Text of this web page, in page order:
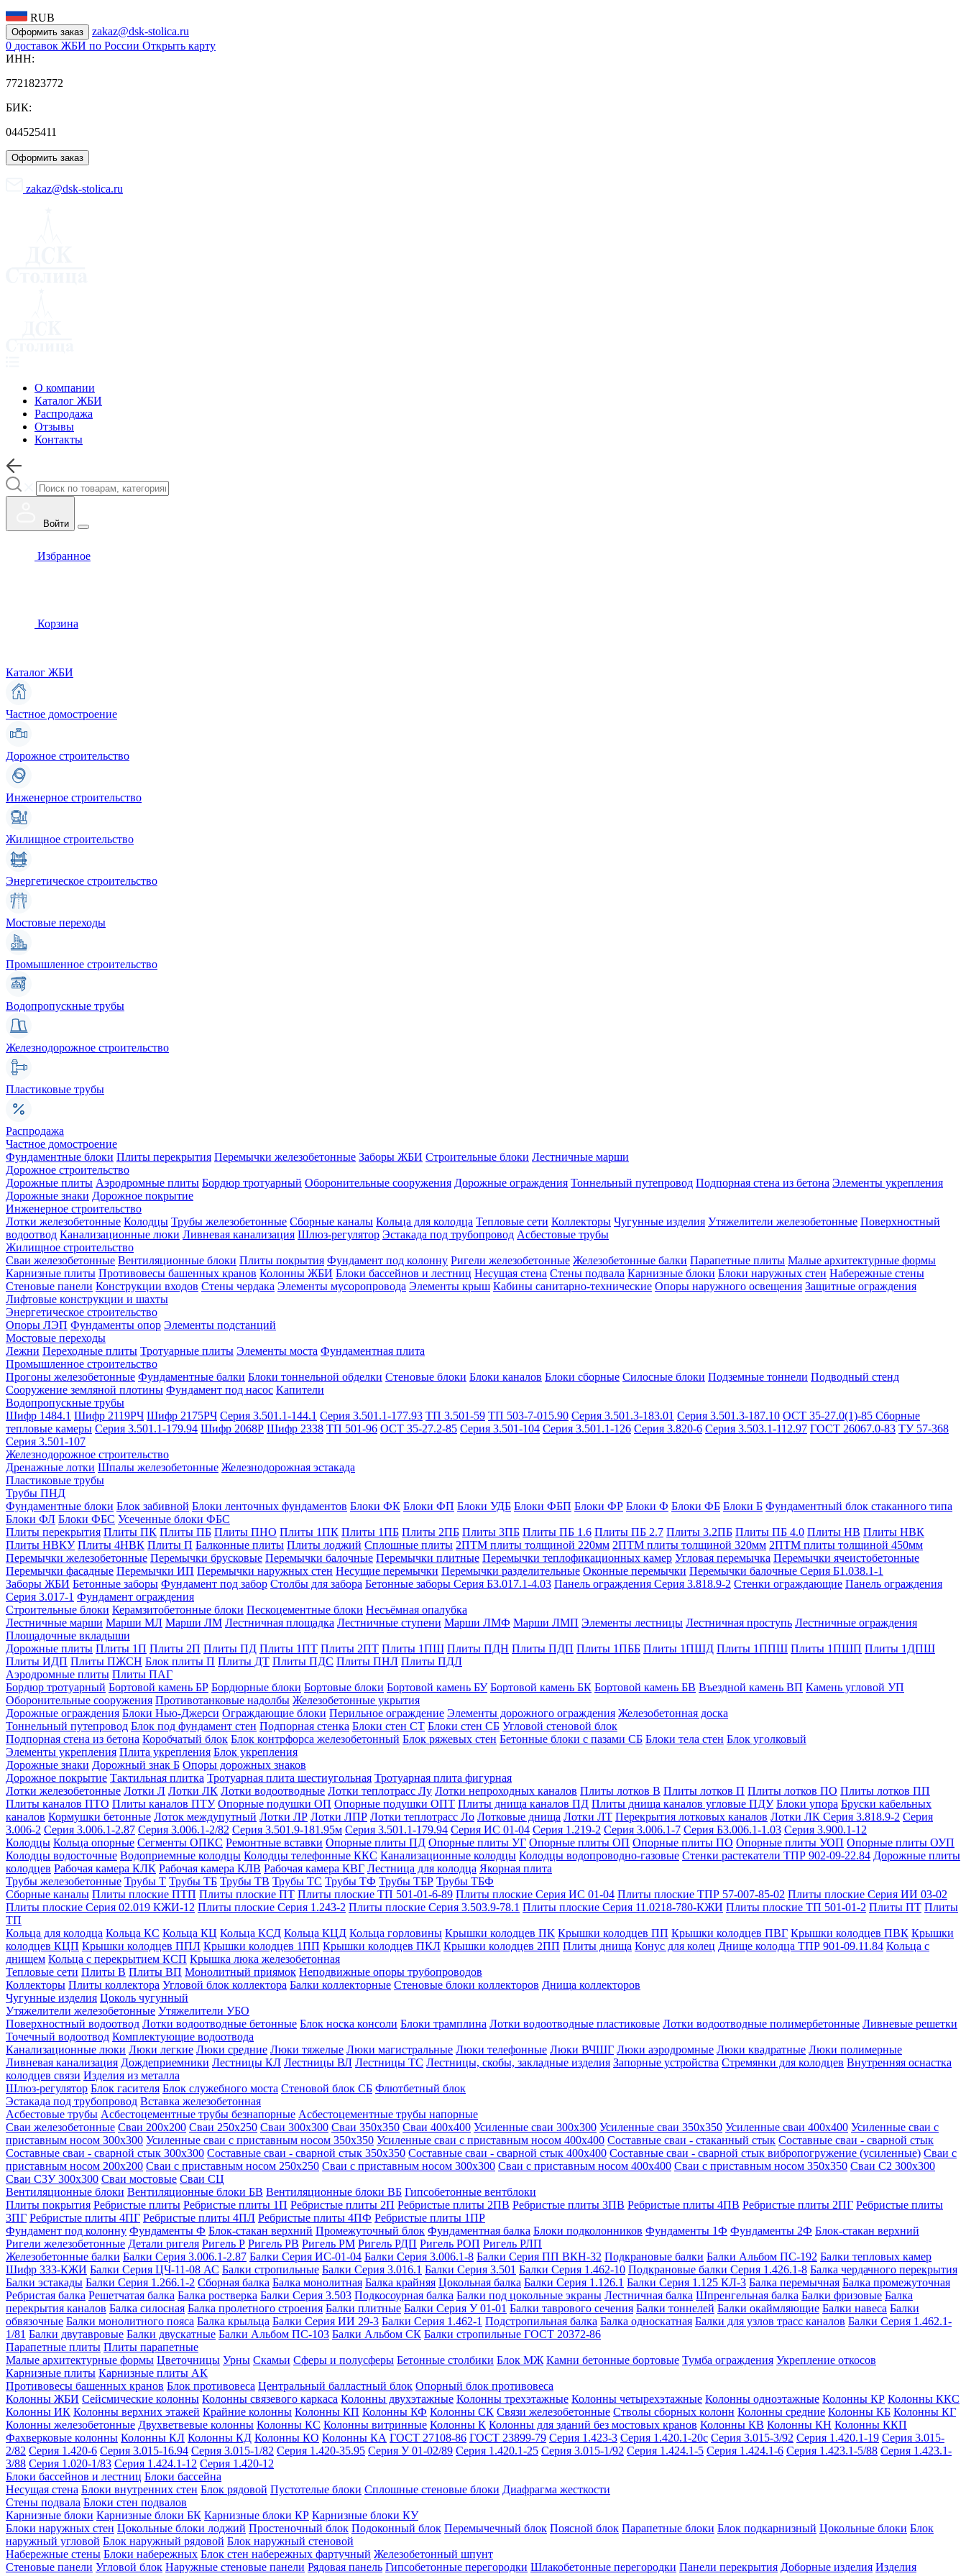
RUB
Оформить заказ
zakaz@dsk-stolica.ru
0 доставок ЖБИ по России Открыть карту
ИНН:
7721823772
БИК:
044525411
Оформить заказ
zakaz@dsk-stolica.ru
О компании
Каталог ЖБИ
Распродажа
Отзывы
Контакты
Войти
Избранное
Корзина
Каталог ЖБИ
Частное домостроение
Дорожное строительство
Инженерное строительство
Жилищное строительство
Энергетическое строительство
Мостовые переходы
Промышленное строительство
Водопропускные трубы
Железнодорожное строительство
Пластиковые трубы
Распродажа
Частное домостроение
Фундаментные блоки Плиты перекрытия Перемычки железобетонные Заборы ЖБИ Строительные блоки Лестничные марши
Дорожное строительство
Дорожные плиты Аэродромные плиты Бордюр тротуарный Оборонительные сооружения Дорожные ограждения Тоннельный путепровод Подпорная стена из бетона Элементы укрепления
Дорожные знаки Дорожное покрытие
Инженерное строительство
Лотки железобетонные Колодцы Трубы железобетонные Сборные каналы Кольца для колодца Тепловые сети Коллекторы Чугунные изделия Утяжелители железобетонные Поверхностный
водоотвод Канализационные люки Ливневая канализация Шлюз-регулятор Эстакада под трубопровод Асбестовые трубы
Жилищное строительство
Сваи железобетонные Вентиляционные блоки Плиты покрытия Фундамент под колонну Ригели железобетонные Железобетонные балки Парапетные плиты Малые архитектурные формы
Карнизные плиты Противовесы башенных кранов Колонны ЖБИ Блоки бассейнов и лестниц Несущая стена Стены подвала Карнизные блоки Блоки наружных стен Набережные стены
Стеновые панели Конструкции входов Стены чердака Элементы мусоропровода Элементы крыш Кабины санитарно-технические Опоры наружного освещения Защитные ограждения
Лифтовые конструкции и шахты
Энергетическое строительство
Опоры ЛЭП Фундаменты опор Элементы подстанций
Мостовые переходы
Лежни Переходные плиты Тротуарные плиты Элементы моста Фундаментная плита
Промышленное строительство
Прогоны железобетонные Фундаментные балки Блоки тоннельной обделки Стеновые блоки Блоки каналов Блоки сборные Силосные блоки Подземные тоннели Подводный стенд
Сооружение земляной плотины Фундамент под насос Капители
Водопропускные трубы
Шифр 1484.1 Шифр 2119РЧ Шифр 2175РЧ Серия 3.501.1-144.1 Серия 3.501.1-177.93 ТП 3.501-59 ТП 503-7-015.90 Серия 3.501.3-183.01 Серия 3.501.3-187.10 ОСТ 35-27.0(1)-85 Сборные
тепловые камеры Серия 3.501.1-179.94 Шифр 2068Р Шифр 2338 ТП 501-96 ОСТ 35-27.2-85 Серия 3.501-104 Серия 3.501.1-126 Серия 3.820-6 Серия 3.503.1-112.97 ГОСТ 26067.0-83 ТУ 57-368
Серия 3.501-107
Железнодорожное строительство
Дренажные лотки Шпалы железобетонные Железнодорожная эстакада
Пластиковые трубы
Трубы ПНД
Фундаментные блоки Блок забивной Блоки ленточных фундаментов Блоки ФК Блоки ФП Блоки УДБ Блоки ФБП Блоки ФР Блоки Ф Блоки ФБ Блоки Б Фундаментный блок стаканного типа
Блоки ФЛ Блоки ФБС Усеченные блоки ФБС
Плиты перекрытия Плиты ПК Плиты ПБ Плиты ПНО Плиты 1ПК Плиты 1ПБ Плиты 2ПБ Плиты 3ПБ Плиты ПБ 1.6 Плиты ПБ 2.7 Плиты 3.2ПБ Плиты ПБ 4.0 Плиты НВ Плиты НВК
Плиты НВКУ Плиты 4НВК Плиты П Балконные плиты Плиты лоджий Сплошные плиты 2ПТМ плиты толщиной 220мм 2ПТМ плиты толщиной 320мм 2ПТМ плиты толщиной 450мм
Перемычки железобетонные Перемычки брусковые Перемычки балочные Перемычки плитные Перемычки теплофикационных камер Угловая перемычка Перемычки ячеистобетонные
Перемычки фасадные Перемычки ИП Перемычки наружных стен Несущие перемычки Перемычки разделительные Оконные перемычки Перемычки балочные Серия Б1.038.1-1
Заборы ЖБИ Бетонные заборы Фундамент под забор Столбы для забора Бетонные заборы Серия Б3.017.1-4.03 Панель ограждения Серия 3.818.9-2 Стенки ограждающие Панель ограждения
Серия 3.017-1 Фундамент ограждения
Строительные блоки Керамзитобетонные блоки Пескоцементные блоки Несъёмная опалубка
Лестничные марши Марши МЛ Марши ЛМ Лестничная площадка Лестничные ступени Марши ЛМФ Марши ЛМП Элементы лестницы Лестничная проступь Лестничные ограждения
Площадочные вкладыши
Дорожные плиты Плиты 1П Плиты 2П Плиты ПД Плиты 1ПТ Плиты 2ПТ Плиты 1ПШ Плиты ПДН Плиты ПДП Плиты 1ПББ Плиты 1ПШД Плиты 1ППШ Плиты 1ПШП Плиты 1ДПШ
Плиты ИДП Плиты ПЖСН Блок плиты П Плиты ДТ Плиты ПДС Плиты ПНЛ Плиты ПДЛ
Аэродромные плиты Плиты ПАГ
Бордюр тротуарный Бортовой камень БР Бордюрные блоки Бортовые блоки Бортовой камень БУ Бортовой камень БК Бортовой камень БВ Въездной камень ВП Камень угловой УП
Оборонительные сооружения Противотанковые надолбы Железобетонные укрытия
Дорожные ограждения Блоки Нью-Джерси Ограждающие блоки Перильное ограждение Элементы дорожного ограждения Железобетонная доска
Тоннельный путепровод Блок под фундамент стен Подпорная стенка Блоки стен СТ Блоки стен СБ Угловой стеновой блок
Подпорная стена из бетона Коробчатый блок Блок контрфорса железобетонный Блок ряжевых стен Бетонные блоки с пазами СБ Блоки тела стен Блок уголковый
Элементы укрепления Плита укрепления Блок укрепления
Дорожные знаки Дорожный знак Б Опоры дорожных знаков
Дорожное покрытие Тактильная плитка Тротуарная плита шестиугольная Тротуарная плита фигурная
Лотки железобетонные Лотки Л Лотки ЛК Лотки водоотводные Лотки теплотрасс Лу Лотки непроходных каналов Плиты лотков В Плиты лотков П Плиты лотков ПО Плиты лотков ПП
Плиты каналов ПТО Плиты каналов ПТУ Опорные подушки ОП Опорные подушки ОПТ Плиты днища каналов ПД Плиты днища каналов угловые ПДУ Блоки упора Бруски кабельных
каналов Кормушки бетонные Лоток междупутный Лотки ЛР Лотки ЛПР Лотки теплотрасс Ло Лотковые днища Лотки ЛТ Перекрытия лотковых каналов Лотки ЛК Серия 3.818.9-2 Серия
3.006-2 Серия 3.006.1-2.87 Серия 3.006.1-2/82 Серия 3.501.9-181.95м Серия 3.501.1-179.94 Серия ИС 01-04 Серия 1.219-2 Серия 3.006.1-7 Серия Б3.006.1-1.03 Серия 3.900.1-12
Колодцы Кольца опорные Сегменты ОПКС Ремонтные вставки Опорные плиты ПД Опорные плиты УГ Опорные плиты ОП Опорные плиты ПО Опорные плиты УОП Опорные плиты ОУП
Колодцы водосточные Водоприемные колодцы Колодцы телефонные ККС Канализационные колодцы Колодцы водопроводно-газовые Стенки растекатели ТПР 902-09-22.84 Дорожные плиты
колодцев Рабочая камера КЛК Рабочая камера КЛВ Рабочая камера КВГ Лестница для колодца Якорная плита
Трубы железобетонные Трубы Т Трубы ТБ Трубы ТВ Трубы ТС Трубы ТФ Трубы ТБР Трубы ТБФ
Сборные каналы Плиты плоские ПТП Плиты плоские ПТ Плиты плоские ТП 501-01-6-89 Плиты плоские Серия ИС 01-04 Плиты плоские ТПР 57-007-85-02 Плиты плоские Серия ИИ 03-02
Плиты плоские Серия 02.019 КЖИ-12 Плиты плоские Серия 1.243-2 Плиты плоские Серия 3.503.9-78.1 Плиты плоские Серия 11.0218-780-КЖИ Плиты плоские ТП 501-01-2 Плиты ПТ Плиты
ТП
Кольца для колодца Кольца КС Кольца КЦ Кольца КСД Кольца КЦД Кольца горловины Крышки колодцев ПК Крышки колодцев ПП Крышки колодцев ПВГ Крышки колодцев ПВК Крышки
колодцев КЦП Крышки колодцев ППЛ Крышки колодцев 1ПП Крышки колодцев ПКЛ Крышки колодцев 2ПП Плиты днища Конус для колец Днище колодца ТПР 901-09.11.84 Кольца с
днищем Кольца с перекрытием КСП Крышка люка железобетонная
Тепловые сети Плиты В Плиты ВП Монолитный приямок Неподвижные опоры трубопроводов
Коллекторы Плиты коллектора Угловой блок коллектора Балки коллекторные Стеновые блоки коллекторов Днища коллекторов
Чугунные изделия Цоколь чугунный
Утяжелители железобетонные Утяжелители УБО
Поверхностный водоотвод Лотки водоотводные бетонные Блок носка консоли Блоки трамплина Лотки водоотводные пластиковые Лотки водоотводные полимербетонные Ливневые решетки
Точечный водоотвод Комплектующие водоотвода
Канализационные люки Люки легкие Люки средние Люки тяжелые Люки магистральные Люки телефонные Люки ВЧШГ Люки аэродромные Люки квадратные Люки полимерные
Ливневая канализация Дождеприемники Лестницы КЛ Лестницы ВЛ Лестницы ТС Лестницы, скобы, закладные изделия Запорные устройства Стремянки для колодцев Внутренняя оснастка
колодцев связи Изделия из металла
Шлюз-регулятор Блок гасителя Блок служебного моста Стеновой блок СБ Флютбетный блок
Эстакада под трубопровод Вставка железобетонная
Асбестовые трубы Асбестоцементные трубы безнапорные Асбестоцементные трубы напорные
Сваи железобетонные Сваи 200х200 Сваи 250х250 Сваи 300х300 Сваи 350х350 Сваи 400х400 Усиленные сваи 300х300 Усиленные сваи 350х350 Усиленные сваи 400х400 Усиленные сваи с
приставным носом 300х300 Усиленные сваи с приставным носом 350х350 Усиленные сваи с приставным носом 400х400 Составные сваи - стаканный стык Составные сваи - сварной стык
Составные сваи - сварной стык 300х300 Составные сваи - сварной стык 350х350 Составные сваи - сварной стык 400х400 Составные сваи - сварной стык вибропогружение (усиленные) Сваи с
приставным носом 200х200 Сваи с приставным носом 250х250 Сваи с приставным носом 300х300 Сваи с приставным носом 400х400 Сваи с приставным носом 350х350 Сваи С2 300х300
Сваи С3У 300х300 Сваи мостовые Сваи СЦ
Вентиляционные блоки Вентиляционные блоки БВ Вентиляционные блоки ВБ Гипсобетонные вентблоки
Плиты покрытия Ребристые плиты Ребристые плиты 1П Ребристые плиты 2П Ребристые плиты 2ПВ Ребристые плиты 3ПВ Ребристые плиты 4ПВ Ребристые плиты 2ПГ Ребристые плиты
3ПГ Ребристые плиты 4ПГ Ребристые плиты 4ПЛ Ребристые плиты 4ПФ Ребристые плиты 1ПР
Фундамент под колонну Фундаменты Ф Блок-стакан верхний Промежуточный блок Фундаментная балка Блоки подколонников Фундаменты 1Ф Фундаменты 2Ф Блок-стакан верхний
Ригели железобетонные Детали ригеля Ригель Р Ригель РВ Ригель РМ Ригель РДП Ригель РОП Ригель РЛП
Железобетонные балки Балки Серия 3.006.1-2.87 Балки Серия ИС-01-04 Балки Серия 3.006.1-8 Балки Серия ПП ВКН-32 Подкрановые балки Балки Альбом ПС-192 Балки тепловых камер
Шифр 333-КЖИ Балки Серия ЦЧ-11-08 АС Балки стропильные Балки Серия 3.016.1 Балки Серия 3.501 Балки Серия 1.462-10 Подкрановые балки Серия 1.426.1-8 Балка чердачного перекрытия
Балки эстакады Балки Серия 1.266.1-2 Сборная балка Балка монолитная Балка крайняя Цокольная балка Балки Серия 1.126.1 Балки Серия 1.125 КЛ-3 Балка перемычная Балка промежуточная
Ребристая балка Решетчатая балка Балка ростверка Балки Серия 3.503 Подкосоурная балка Балки под цокольные экраны Лестничная балка Шпренгельная балка Балки фризовые Балка
перекрытия каналов Балка силосная Балка пролетного строения Балки плитные Балки Серия У 01-01 Балки таврового сечения Балки тоннелей Балки окаймляющие Балки навеса Балки
обвязочные Балки монолитного пояса Балка крыльца Балки Серия ИИ 29-3 Балки Серия 1.462-1 Подстропильная балка Балка односкатная Балки для узлов трасс каналов Балки Серия 1.462.1-
1/81 Балки двутавровые Балки двускатные Балки Альбом ПС-103 Балки Альбом СК Балки стропильные ГОСТ 20372-86
Парапетные плиты Плиты парапетные
Малые архитектурные формы Цветочницы Урны Скамьи Сферы и полусферы Бетонные столбики Блок МЖ Камни бетонные бортовые Тумба ограждения Укрепление откосов
Карнизные плиты Карнизные плиты АК
Противовесы башенных кранов Блок противовеса Центральный балластный блок Опорный блок противовеса
Колонны ЖБИ Сейсмические колонны Колонны связевого каркаса Колонны двухэтажные Колонны трехэтажные Колонны четырехэтажные Колонны одноэтажные Колонны КР Колонны ККС
Колонны ИК Колонны верхних этажей Крайние колонны Колонны КП Колонны КФ Колонны СК Связи железобетонные Стволы сборных колонн Колонны средние Колонны КБ Колонны КГ
Колонны железобетонные Двухветвевые колонны Колонны КС Колонны витринные Колонны К Колонны для зданий без мостовых кранов Колонны КВ Колонны КН Колонны ККП
Фахверковые колонны Колонны КЛ Колонны КД Колонны КО Колонны КА ГОСТ 27108-86 ГОСТ 23899-79 Серия 1.423-3 Серия 1.420.1-20с Серия 3.015-3/92 Серия 1.420.1-19 Серия 3.015-
2/82 Серия 1.420-6 Серия 3.015-16.94 Серия 3.015-1/82 Серия 1.420-35.95 Серия У 01-02/89 Серия 1.420.1-25 Серия 3.015-1/92 Серия 1.424.1-5 Серия 1.424.1-6 Серия 1.423.1-5/88 Серия 1.423.1-
3/88 Серия 1.020-1/83 Серия 1.424.1-12 Серия 1.420-12
Блоки бассейнов и лестниц Блоки бассейна
Несущая стена Блоки внутренних стен Блок рядовой Пустотелые блоки Сплошные стеновые блоки Диафрагма жесткости
Стены подвала Блоки стен подвалов
Карнизные блоки Карнизные блоки БК Карнизные блоки КР Карнизные блоки КУ
Блоки наружных стен Цокольные блоки лоджий Простеночный блок Подоконный блок Перемычечный блок Поясной блок Парапетные блоки Блок подкарнизный Цокольные блоки Блок
наружный угловой Блок наружный рядовой Блок наружный стеновой
Набережные стены Блоки набережных Блок стен набережных фартучный Железобетонный шпунт
Стеновые панели Угловой блок Наружные стеновые панели Рядовая панель Гипсобетонные перегородки Шлакобетонные перегородки Панели перекрытия Доборные изделия Изделия